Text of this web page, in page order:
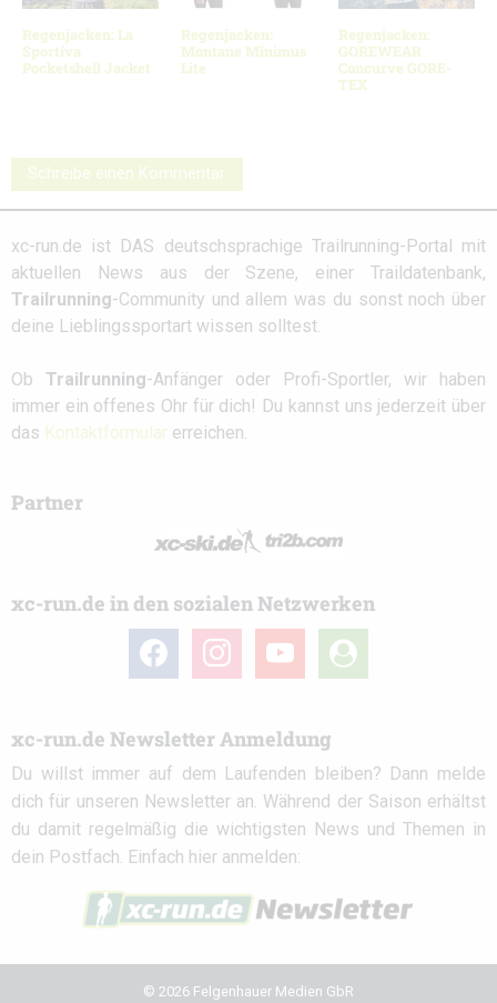
Regenjacken: La
Sportiva
Pocketshell Jacket
Regenjacken:
Montane Minimus
Lite
Regenjacken:
GOREWEAR
Concurve GORE-
TEX
Schreibe einen Kommentar
xc-run.de ist DAS deutschsprachige Trailrunning-Portal mit
aktuellen News aus der Szene, einer Traildatenbank,
Trailrunning-Community und allem was du sonst noch über
deine Lieblingssportart wissen solltest.
Ob Trailrunning-Anfänger oder Profi-Sportler, wir haben
immer ein offenes Ohr für dich! Du kannst uns jederzeit über
das Kontaktformular erreichen.
Partner
xc-run.de in den sozialen Netzwerken
facebook instagramyoutube
user-
circle
xc-run.de Newsletter Anmeldung
Du willst immer auf dem Laufenden bleiben? Dann melde
dich für unseren Newsletter an. Während der Saison erhältst
du damit regelmäßig die wichtigsten News und Themen in
dein Postfach. Einfach hier anmelden:
© 2026 Felgenhauer Medien GbR